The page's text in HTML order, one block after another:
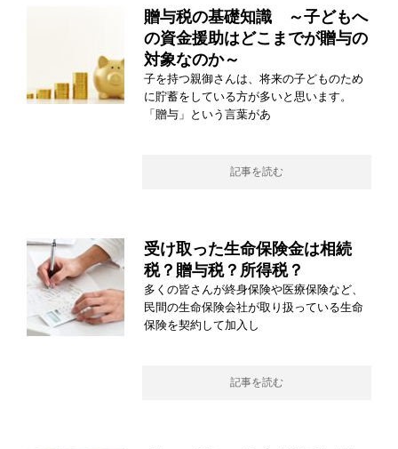
贈与税の基礎知識 ～子どもへ
の資金援助はどこまでが贈与の
対象なのか～
子を持つ親御さんは、将来の子どものため
に貯蓄をしている方が多いと思います。
「贈与」という言葉があ
記事を読む
受け取った生命保険金は相続
税？贈与税？所得税？
多くの皆さんが終身保険や医療保険など、
民間の生命保険会社が取り扱っている生命
保険を契約して加入し
記事を読む